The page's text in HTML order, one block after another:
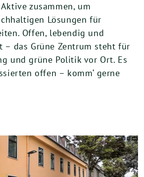
zusammen, um
Lösungen für
Offen, lebendig und
das Grüne Zentrum steht für
und grüne Politik vor Ort. Es
offen – komm‘ gerne